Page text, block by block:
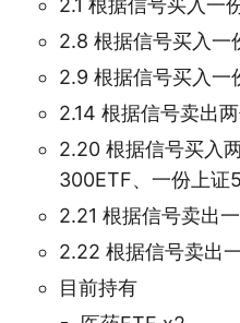
2.1 根据信号买入一
2.8 根据信号买入一
2.9 根据信号买入一
2.14 根据信号卖出两
2.20 根据信号买入
300ETF、一份上证
2.21 根据信号卖出
2.22 根据信号卖出
目前持有